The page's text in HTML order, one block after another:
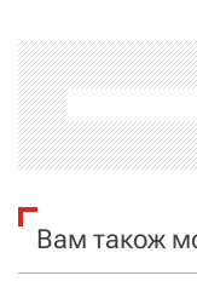
г
а
ц
і
я
Вам також